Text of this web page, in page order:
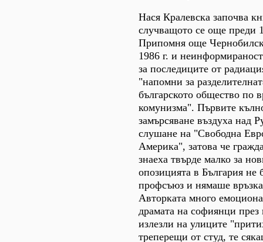
Нася Кралевска започва
случващото се още преди
Припомня още
1986 г. и
за последиците от
"напомни за
българското общество по
комунизма". Първите
замърсяване въздуха над
слушане на "Свободна
Америка", затова че
знаеха твърде малко за
опозицията в България не
профсъюз и нямаше
Авторката много
драмата на софиянци
излезли на улиците
треперещи от студ, те